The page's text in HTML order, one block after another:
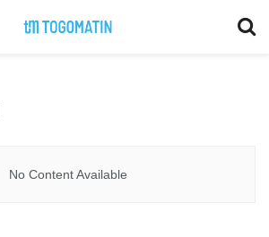
No Content Available